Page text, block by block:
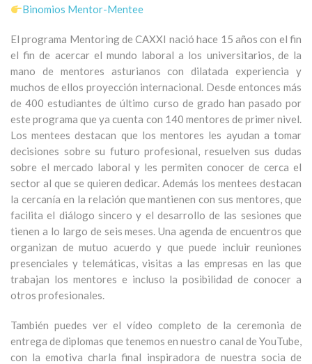
Binomios Mentor-Mentee
El programa Mentoring de CAXXI nació hace 15 años con el fin
el fin de acercar el mundo laboral a los universitarios, de la
mano de mentores asturianos con dilatada experiencia y
muchos de ellos proyección internacional. Desde entonces más
de 400 estudiantes de último curso de grado han pasado por
este programa que ya cuenta con 140 mentores de primer nivel.
Los mentees destacan que los mentores les ayudan a tomar
decisiones sobre su futuro profesional, resuelven sus dudas
sobre el mercado laboral y les permiten conocer de cerca el
sector al que se quieren dedicar. Además los mentees destacan
la cercanía en la relación que mantienen con sus mentores, que
facilita el diálogo sincero y el desarrollo de las sesiones que
tienen a lo largo de seis meses. Una agenda de encuentros que
organizan de mutuo acuerdo y que puede incluir reuniones
presenciales y telemáticas, visitas a las empresas en las que
trabajan los mentores e incluso la posibilidad de conocer a
otros profesionales.
También puedes ver el vídeo completo de la ceremonia de
entrega de diplomas que tenemos en nuestro canal de YouTube,
con la emotiva charla final inspiradora de nuestra socia de